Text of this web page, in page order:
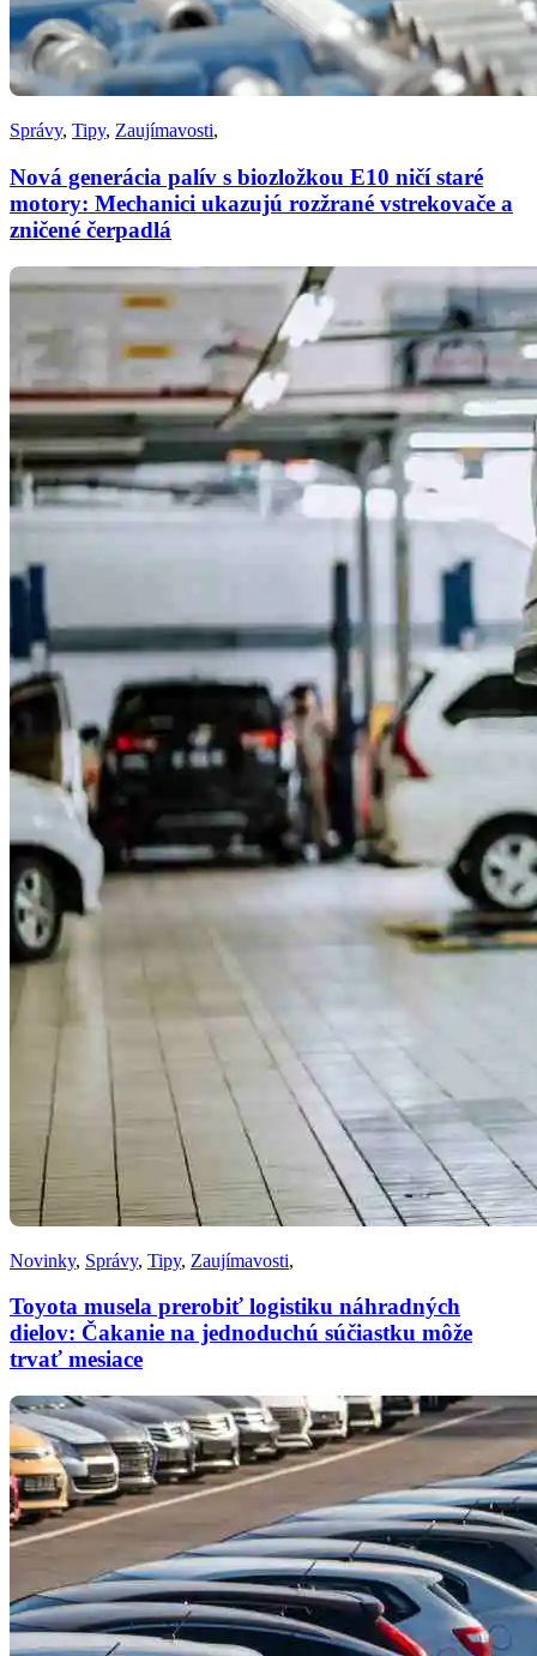
Správy, Tipy, Zaujímavosti,
Nová generácia palív s biozložkou E10 ničí staré
motory: Mechanici ukazujú rozžrané vstrekovače a
zničené čerpadlá
Novinky, Správy, Tipy, Zaujímavosti,
Toyota musela prerobiť logistiku náhradných
dielov: Čakanie na jednoduchú súčiastku môže
trvať mesiace